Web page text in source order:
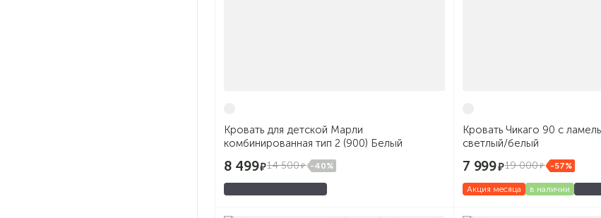
Кровать для детской Марли
комбинированная тип 2 (900) Белый
8 499 14 500 -40%
Кровать Чикаго 90 с
светлый/белый
7 999 19 000 -57%
Акция месяца в наличии